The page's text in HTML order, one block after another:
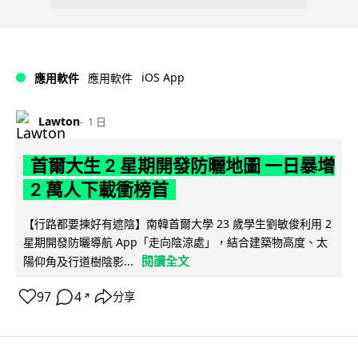
應用軟件 應用軟件 iOS App
Lawton 1 日
首爾大生 2 星期開發防曬地圖 一日暴增
2 萬人下載衝榜首
【行路都要揀好有遮陰】南韓首爾大學 23 歲學生劉敏俊利用 2
星期開發防曬導航 App「走向陰涼處」，結合建築物高度、太
陽仰角及行道樹陰影...
閱讀全文
97 4 ↗ 分享